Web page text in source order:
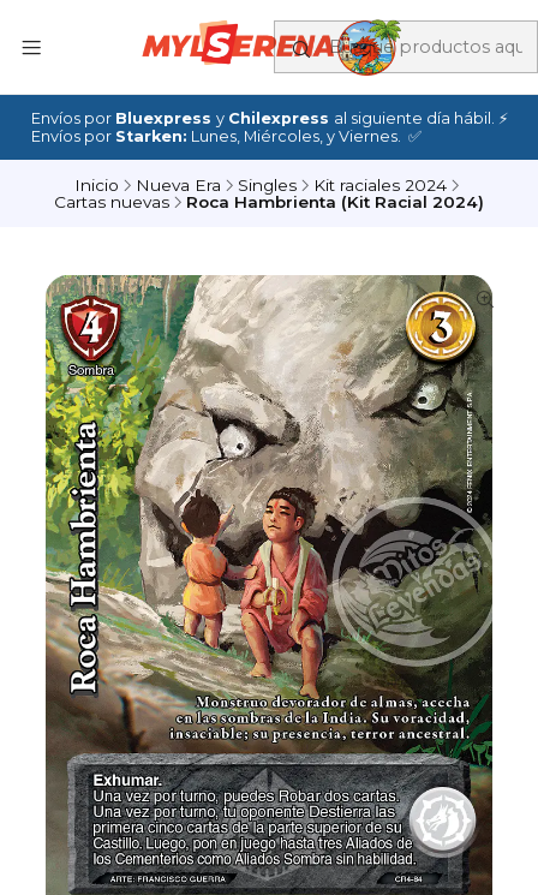
Envíos por Bluexpress y Chilexpress al siguiente día hábil. ⚡
Envíos por Starken: Lunes, Miércoles, y Viernes. ✅
Inicio Nueva Era Singles
Kit raciales 2024
Cartas nuevas
Roca Hambrienta (Kit Racial 2024)